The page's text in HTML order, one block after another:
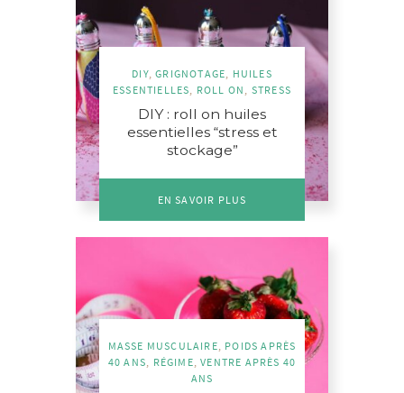
DIY,GRIGNOTAGE, HUILES
ESSENTIELLES, ROLL ON , STRESS
DIY : roll on huiles
essentielles “stress et
stockage”
EN SAVOIR PLUS
MASSE MUSCULAIRE, POIDS APRÈS
40 ANS, RÉGIME,VENTRE APRÈS 40
ANS